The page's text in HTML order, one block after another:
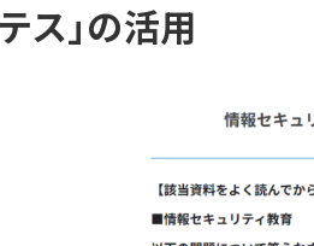
ス」の活用